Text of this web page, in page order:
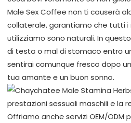
Male Sex Coffee non ti causerà
collaterale, garantiamo che tutti i
utilizziamo sono naturali. In
di testa o mal di stomaco entro
sentirai comunque fresco dopo
tua amante e un buon sonno.
Offriamo anche servizi OEM/ODM